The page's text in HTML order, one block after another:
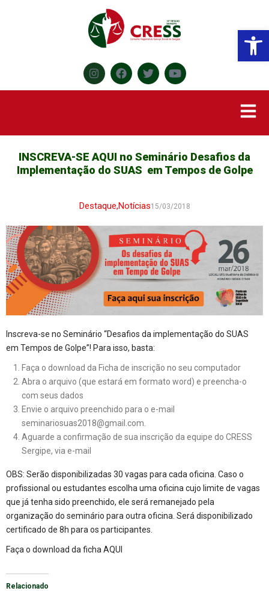
INSCREVA-SE AQUI no Seminário Desafios da
Implementação do SUAS em Tempos de Golpe
Destaque,Notícias15/03/2018
Inscreva-se no Seminário “Desafios da implementação do SUAS
em Tempos de Golpe”! Para isso, basta:
Faça o download da Ficha de inscrição no seu computador
Abra o arquivo (que estará em formato word) e preencha-o
com seus dados
Envie o arquivo preenchido para o e-mail
seminariosuas2018@gmail.com
Aguarde a confirmação de sua inscrição da equipe do CRESS
Sergipe, via e-mail
OBS: Serão disponibilizadas 30 vagas para cada oficina. Caso o
profissional ou estudantes escolha uma oficina cujo limite de vagas
que já tenha sido preenchido, ele será remanejado pela
organização do seminário para outra oficina. Será disponibilizado
certificado de 8h para os participantes.
Faça o download da ficha AQUI
Relacionado